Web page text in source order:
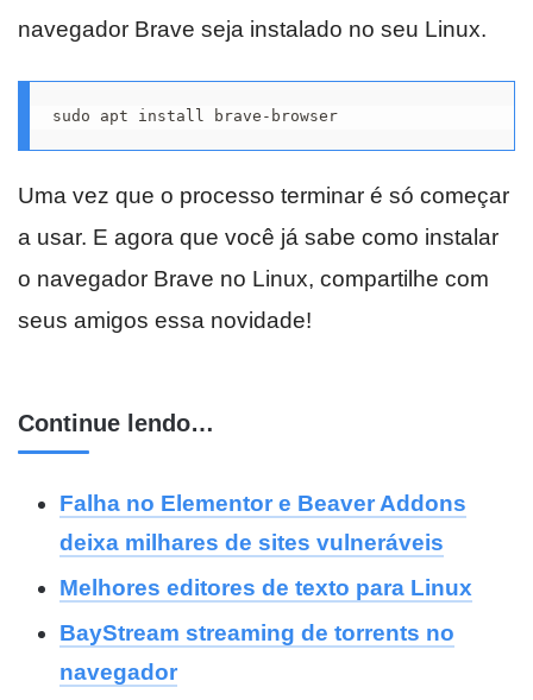
navegador Brave seja instalado no seu Linux.
sudo apt install brave-browser
Uma vez que o processo terminar é só começar
a usar. E agora que você já sabe como instalar
o navegador Brave no Linux, compartilhe com
seus amigos essa novidade!
Continue lendo…
Falha no Elementor e Beaver Addons
deixa milhares de sites vulneráveis
Melhores editores de texto para Linux
BayStream streaming de torrents no
navegador